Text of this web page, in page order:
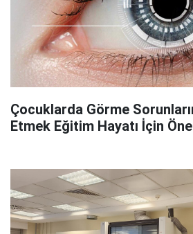
Çocuklarda Görme
Etmek Eğitim Hayatı İçin